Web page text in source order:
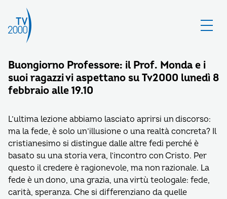
Buongiorno Professore: il Prof. Monda e i
suoi ragazzi vi aspettano su Tv2000 lunedì 8
febbraio alle 19.10
L’ultima lezione abbiamo lasciato aprirsi un discorso:
ma la fede, è solo un’illusione o una realtà concreta? Il
cristianesimo si distingue dalle altre fedi perché è
basato su una storia vera, l’incontro con Cristo. Per
questo il credere è ragionevole, ma non razionale. La
fede è un dono, una grazia, una virtù teologale: fede,
carità, speranza. Che si differenziano da quelle